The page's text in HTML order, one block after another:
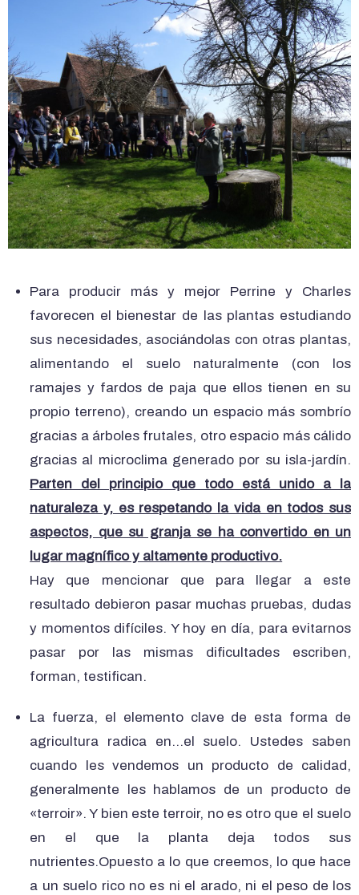
Para producir más y mejor Perrine y Charles
favorecen el bienestar de las plantas estudiando
sus necesidades, asociándolas con otras plantas,
alimentando el suelo naturalmente (con los
ramajes y fardos de paja que ellos tienen en su
propio terreno), creando un espacio más sombrío
gracias a árboles frutales, otro espacio más cálido
gracias al microclima generado por su isla-jardín.
Parten del principio que todo está unido a la
naturaleza y, es respetando la vida en todos sus
aspectos, que su granja se ha convertido en un
lugar magnífico y altamente productivo.
Hay que mencionar que para llegar a este
resultado debieron pasar muchas pruebas, dudas
y momentos difíciles. Y hoy en día, para evitarnos
pasar por las mismas dificultades escriben,
forman, testifican.
La fuerza, el elemento clave de esta forma de
agricultura radica en…el suelo. Ustedes saben
cuando les vendemos un producto de calidad,
generalmente les hablamos de un producto de
«terroir». Y bien este terroir, no es otro que el suelo
en el que la planta deja todos sus
nutrientes.Opuesto a lo que creemos, lo que hace
a un suelo rico no es ni el arado, ni el peso de los